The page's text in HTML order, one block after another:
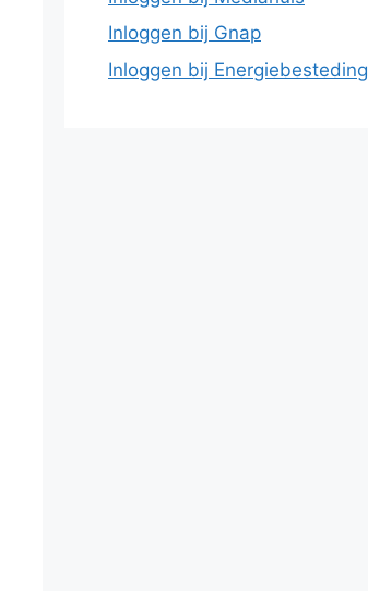
Inloggen bij Gnap
Inloggen bij Energiebesteding